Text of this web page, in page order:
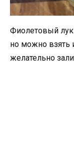
Фиолетовый
но можно взять
желательно